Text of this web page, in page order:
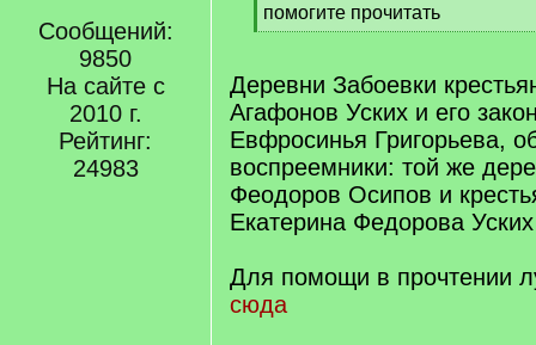
Сообщений:
9850
На сайте с
2010 г.
Рейтинг:
24983
[
q
помогите прочитать
[
q
]
Деревни Забоевки
Агафонов Уских и его
Евфросинья Григорьева,
воспреемники: той же
Феодоров Осипов и
Екатерина Федорова Уских
Для помощи в прочтении
сюда